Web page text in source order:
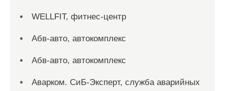
WELLFIT, фитнес-центр
Абв-авто, автокомплекс
Абв-авто, автокомплекс
Аварком. СиБ-Эксперт, служба аварийных